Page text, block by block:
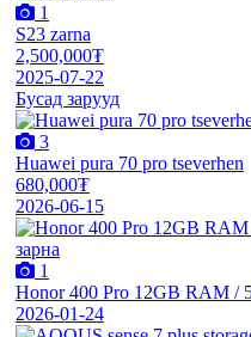
1
S23 zarna
2,500,000₮
2025-07-22
Бусад зарууд
3
Huawei pura 70 pro tseverhen
680,000₮
2026-06-15
1
Honor 400 Pro 12GB RAM /
2026-01-24